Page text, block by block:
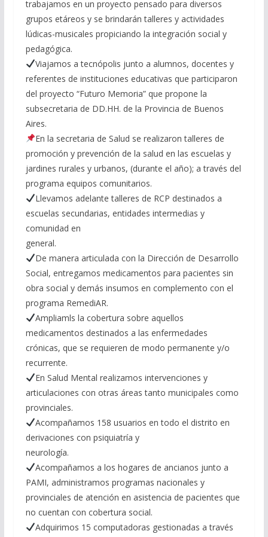
trabajamos en un proyecto pensado para diversos
grupos etáreos y se brindarán talleres y actividades
lúdicas-musicales propiciando la integración social y
pedagógica.
Viajamos a tecnópolis junto a alumnos, docentes y
referentes de instituciones educativas que participaron
del proyecto “Futuro Memoria” que propone la
subsecretaria de DD.HH. de la Provincia de Buenos
Aires.
En la secretaria de Salud se realizaron talleres de
promoción y prevención de la salud en las escuelas y
jardines rurales y urbanos, (durante el año); a través del
programa equipos comunitarios.
Llevamos adelante talleres de RCP destinados a
escuelas secundarias, entidades intermedias y
comunidad en
general.
De manera articulada con la Dirección de Desarrollo
Social, entregamos medicamentos para pacientes sin
obra social y demás insumos en complemento con el
programa RemediAR.
Ampliamls la cobertura sobre aquellos
medicamentos destinados a las enfermedades
crónicas, que se requieren de modo permanente y/o
recurrente.
En Salud Mental realizamos intervenciones y
articulaciones con otras áreas tanto municipales como
provinciales.
Acompañamos 158 usuarios en todo el distrito en
derivaciones con psiquiatría y
neurología.
Acompañamos a los hogares de ancianos junto a
PAMI, administramos programas nacionales y
provinciales de atención en asistencia de pacientes que
no cuentan con cobertura social.
Adquirimos 15 computadoras gestionadas a través